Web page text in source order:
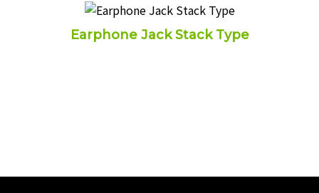
Earphone Jack Stack Type